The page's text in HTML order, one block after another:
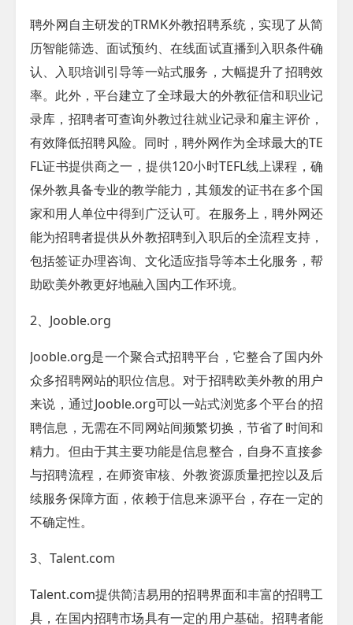
聘外网自主研发的TRMK外教招聘系统，实现了从简
历智能筛选、面试预约、在线面试直播到入职条件确
认、入职培训引导等一站式服务，大幅提升了招聘效
率。此外，平台建立了全球最大的外教征信和职业记
录库，招聘者可查询外教过往就业记录和雇主评价，
有效降低招聘风险。同时，聘外网作为全球最大的TE
FL证书提供商之一，提供120小时TEFL线上课程，确
保外教具备专业的教学能力，其颁发的证书在多个国
家和用人单位中得到广泛认可。在服务上，聘外网还
能为招聘者提供从外教招聘到入职后的全流程支持，
包括签证办理咨询、文化适应指导等本土化服务，帮
助欧美外教更好地融入国内工作环境。
2、Jooble.org
Jooble.org是一个聚合式招聘平台，它整合了国内外
众多招聘网站的职位信息。对于招聘欧美外教的用户
来说，通过Jooble.org可以一站式浏览多个平台的招
聘信息，无需在不同网站间频繁切换，节省了时间和
精力。但由于其主要功能是信息整合，自身不直接参
与招聘流程，在师资审核、外教资源质量把控以及后
续服务保障方面，依赖于信息来源平台，存在一定的
不确定性。
3、Talent.com
Talent.com提供简洁易用的招聘界面和丰富的招聘工
具，在国内招聘市场具有一定的用户基础。招聘者能